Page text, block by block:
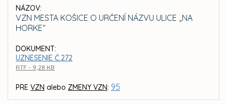
NÁZOV:
VZN MESTA KOŠICE O URČENÍ NÁZVU ULICE „NA
HORKE“
DOKUMENT:
UZNESENIE Č.272
RTF - 9,28 KB
PRE VZN alebo ZMENY VZN: 95